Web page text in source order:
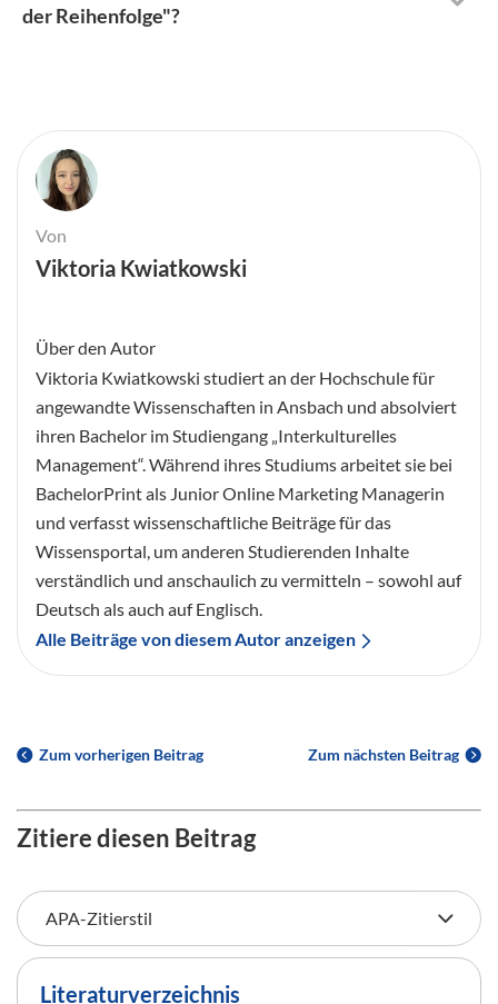
der Reihenfolge"?
Von
Viktoria Kwiatkowski
Über den Autor
Viktoria Kwiatkowski studiert an der Hochschule für
angewandte Wissenschaften in Ansbach und absolviert
ihren Bachelor im Studiengang „Interkulturelles
Management“. Während ihres Studiums arbeitet sie bei
BachelorPrint als Junior Online Marketing Managerin
und verfasst wissenschaftliche Beiträge für das
Wissensportal, um anderen Studierenden Inhalte
verständlich und anschaulich zu vermitteln – sowohl auf
Deutsch als auch auf Englisch.
Alle Beiträge von diesem Autor anzeigen
Zum vorherigen Beitrag Zum nächsten Beitrag
Zitiere diesen Beitrag
Literaturverzeichnis